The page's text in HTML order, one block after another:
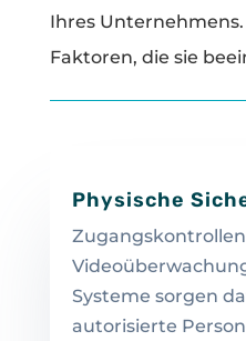
Ihres
Faktoren, die sie
Physische
Systeme sorgen
autorisierte